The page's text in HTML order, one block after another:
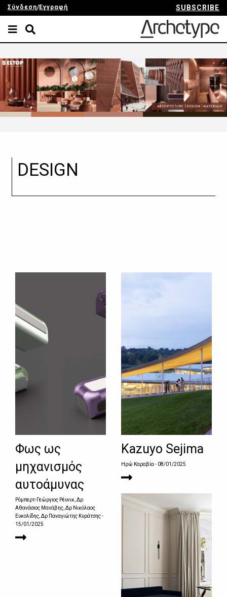
Σύνδεση/Εγγραφή SUBSCRIBE
DESIGN
Φως ως
μηχανισμός
αυτοάμυνας
Ρόμπερτ-Γεώργιος Ρέυνικ, Δρ
Αθανάσιος Μανάβης, Δρ Νικόλαος
Ευκολίδης, Δρ Παναγιώτης Κυράτσης-
15/01/2025
Kazuyo Sejima
Ηρώ Καραβία- 08/01/2025